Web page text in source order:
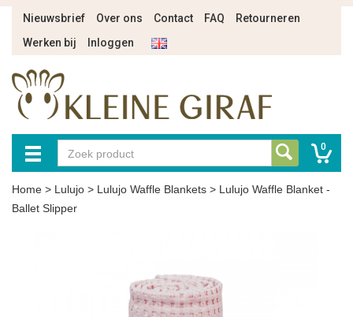
Nieuwsbrief Over ons Contact FAQ
Retourneren
Werken bij
Inloggen
0
Home > Lulujo > Lulujo Waffle Blankets > Lulujo Waffle Blanket -
Ballet Slipper